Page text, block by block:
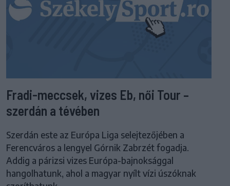
Fradi-meccsek, vizes Eb, női Tour –
szerdán a tévében
Szerdán este az Európa Liga selejtezőjében a
Ferencváros a lengyel Górnik Zabrzét fogadja.
Addig a párizsi vizes Európa-bajnoksággal
hangolhatunk, ahol a magyar nyílt vízi úszóknak